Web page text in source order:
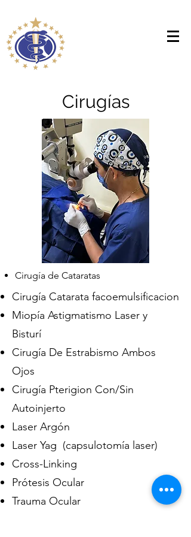
Cirugías
Cirugía Catarata facoemulsificacion
Miopía Astigmatismo Laser y
Bisturí
Cirugía De Estrabismo Ambos
Ojos
Cirugía Pterigion Con/Sin
Autoinjerto
Cirugía de Cataratas
Laser Argón
Laser Yag (capsulotomía laser)
Cross-Linking
Prótesis Ocular
Trauma Ocular